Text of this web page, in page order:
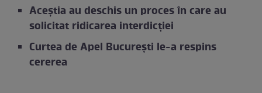
Aceștia au deschis un proces în care au
solicitat ridicarea interdicției
Curtea de Apel Bucureşti le-a respins
cererea